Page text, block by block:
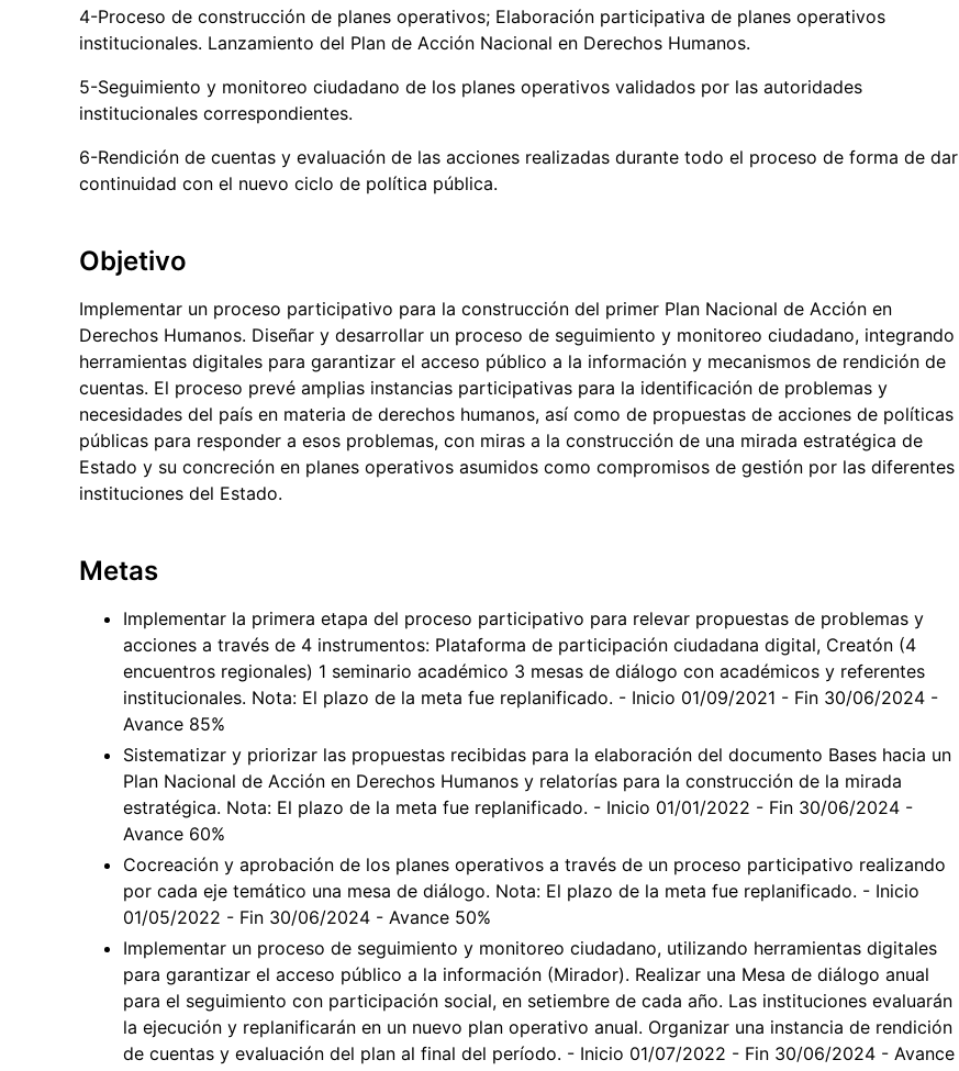
4-Proceso de construcción de planes operativos; Elaboración participativa de planes operativos
institucionales. Lanzamiento del Plan de Acción Nacional en Derechos Humanos.
5-Seguimiento y monitoreo ciudadano de los planes operativos validados por las autoridades
institucionales correspondientes.
6-Rendición de cuentas y evaluación de las acciones realizadas durante todo el proceso de forma de dar
continuidad con el nuevo ciclo de política pública.
Objetivo
Implementar un proceso participativo para la construcción del primer Plan Nacional de Acción en
Derechos Humanos. Diseñar y desarrollar un proceso de seguimiento y monitoreo ciudadano, integrando
herramientas digitales para garantizar el acceso público a la información y mecanismos de rendición de
cuentas. El proceso prevé amplias instancias participativas para la identificación de problemas y
necesidades del país en materia de derechos humanos, así como de propuestas de acciones de políticas
públicas para responder a esos problemas, con miras a la construcción de una mirada estratégica de
Estado y su concreción en planes operativos asumidos como compromisos de gestión por las diferentes
instituciones del Estado.
Metas
Implementar la primera etapa del proceso participativo para relevar propuestas de problemas y
acciones a través de 4 instrumentos: Plataforma de participación ciudadana digital, Creatón (4
encuentros regionales) 1 seminario académico 3 mesas de diálogo con académicos y referentes
institucionales. Nota: El plazo de la meta fue replanificado. - Inicio 01/09/2021 - Fin 30/06/2024 -
Avance 85%
Sistematizar y priorizar las propuestas recibidas para la elaboración del documento Bases hacia un
Plan Nacional de Acción en Derechos Humanos y relatorías para la construcción de la mirada
estratégica. Nota: El plazo de la meta fue replanificado. - Inicio 01/01/2022 - Fin 30/06/2024 -
Avance 60%
Cocreación y aprobación de los planes operativos a través de un proceso participativo realizando
por cada eje temático una mesa de diálogo. Nota: El plazo de la meta fue replanificado. - Inicio
01/05/2022 - Fin 30/06/2024 - Avance 50%
Implementar un proceso de seguimiento y monitoreo ciudadano, utilizando herramientas digitales
para garantizar el acceso público a la información (Mirador). Realizar una Mesa de diálogo anual
para el seguimiento con participación social, en setiembre de cada año. Las instituciones evaluarán
la ejecución y replanificarán en un nuevo plan operativo anual. Organizar una instancia de rendición
de cuentas y evaluación del plan al final del período. - Inicio 01/07/2022 - Fin 30/06/2024 - Avance